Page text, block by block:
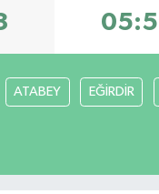
ATABEY EĞİRDİR